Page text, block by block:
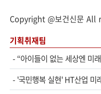
Copyright @보건신문 All
기획취재팀
- “아이들이 없는 세상엔 미
- '국민행복 실현' HT산업 미